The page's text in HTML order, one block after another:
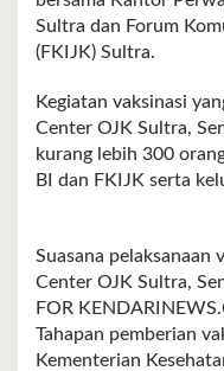
Sultra dan Forum
(FKIJK) Sultra.
Kegiatan vaksinasi
Center OJK Sultra,
kurang lebih 300
BI dan FKIJK serta
Suasana pelaksanaan
Center OJK Sultra,
FOR
Tahapan pemberian
Kementerian